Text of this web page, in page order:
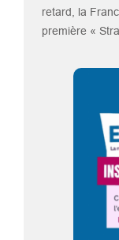
retard, la
première «